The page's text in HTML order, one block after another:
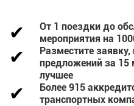
От 1 поездки до
мероприятия на
Разместите
предложений за 15
лучшее
Более 915
транспортных